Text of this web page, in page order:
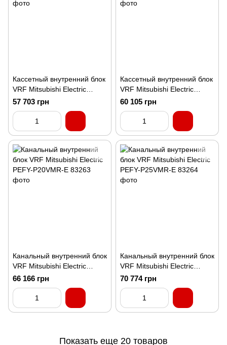
Кассетный внутренний блок
VRF Mitsubishi Electric
PMFY-P32VBM-E
57 703 грн
Кассетный внутренний блок
VRF Mitsubishi Electric
PMFY-P40VBM-E
60 105 грн
Канальный внутренний блок
VRF Mitsubishi Electric
PEFY-P20VMR-E
66 166 грн
Канальный внутренний блок
VRF Mitsubishi Electric
PEFY-P25VMR-E
70 774 грн
Показать еще 20 товаров